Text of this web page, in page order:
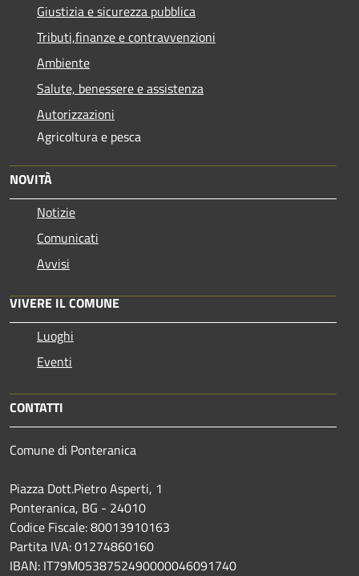
Giustizia e sicurezza pubblica
Tributi,finanze e contravvenzioni
Ambiente
Salute, benessere e assistenza
Autorizzazioni
Agricoltura e pesca
NOVITÀ
Notizie
Comunicati
Avvisi
VIVERE IL COMUNE
Luoghi
Eventi
CONTATTI
Comune di Ponteranica
Piazza Dott.Pietro Asperti, 1
Ponteranica, BG - 24010
Codice Fiscale: 80013910163
Partita IVA: 01274860160
IBAN: IT79M0538752490000046091740